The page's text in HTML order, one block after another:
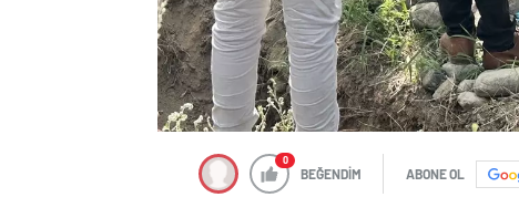
0
BEĞENDİM ABONE OL